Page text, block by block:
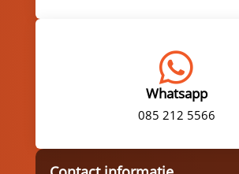

Whatsapp
085 212 5566